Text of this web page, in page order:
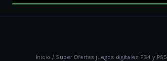
Inicio / Super Ofertas juegos digitales PS4 y PS5